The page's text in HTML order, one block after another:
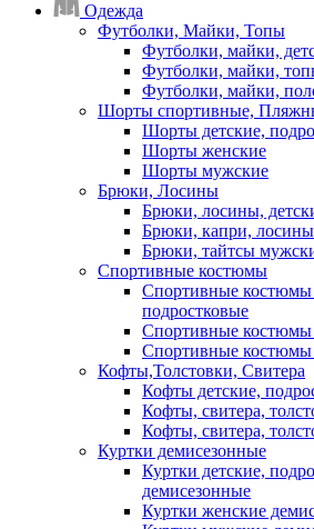
Одежда
Футболки, Майки, Топы
Футболки, майки,
Футболки, майки,
Футболки, майки,
Шорты спортивные,
Шорты детские,
Шорты женские
Шорты мужские
Брюки, Лосины
Брюки, лосины,
Брюки, капри,
Брюки, тайтсы
Спортивные костюмы
Спортивные костюмы
подростковые
Спортивные костюмы
Спортивные
Кофты,Толстовки, Свитера
Кофты детские,
Кофты, свитера,
Кофты, свитера,
Куртки демисезонные
Куртки детские,
демисезонные
Куртки женские